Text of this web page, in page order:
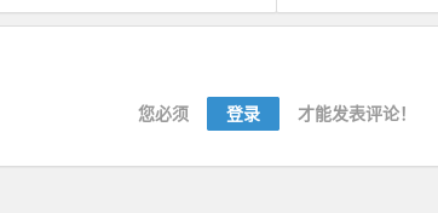
您必须 登录 才能发表评论！